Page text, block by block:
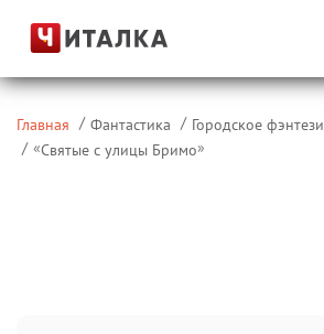
Главная Фантастика
Городское фэнтези
«Святые с улицы Бримо»